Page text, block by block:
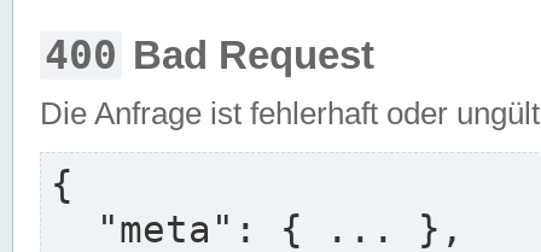
400 Bad Request
Die Anfrage ist fehlerhaft oder
{